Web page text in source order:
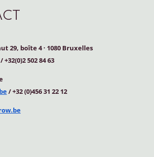
29, boîte 4· 1080 Bruxelles
+32(0)2 502 84 63
/ +32 (0)456 31 22 12